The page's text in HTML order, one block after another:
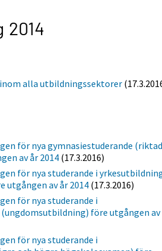
2014
alla utbildningssektorer
för nya gymnasiestuderande (riktad
av år 2014(17.3.2016)
för nya studerande i
av år 2014 (17.3.2016)
för nya studerande i
före utgången av
för nya studerande i